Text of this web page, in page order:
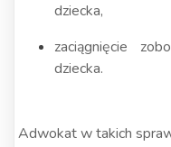
dziecka,
zaciągnięcie
dziecka.
Adwokat w takich